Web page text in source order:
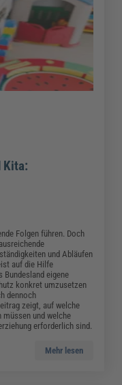
Kita:
Folgen führen. Doch
und Abläufen
auf die Hilfe
Bundesland eigene
konkret umzusetzen
dennoch
zeigt, auf welche
und welche
erforderlich sind.
Mehr lesen